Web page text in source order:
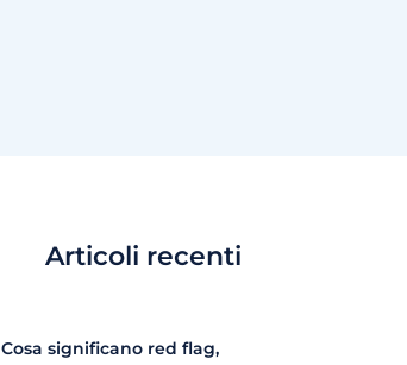
Articoli recenti
Cosa significano red flag,